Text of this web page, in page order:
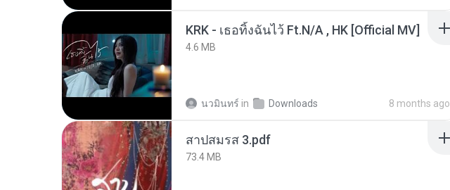
KRK - เธอทิ้งฉันไว้ Ft.N/A , HK [Official MV]
4.6 MB
นวมินทร์ in Downloads 8 months ago
สาปสมรส 3.pdf
73.4 MB